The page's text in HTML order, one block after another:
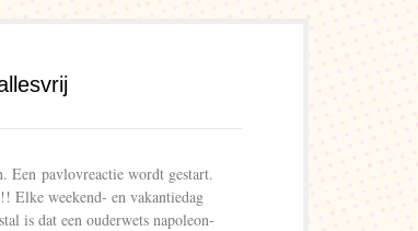
Een pavlovreactie wordt gestart.
Elke weekend- en vakantiedag
is dat een ouderwets napoleon-